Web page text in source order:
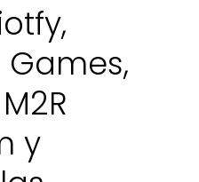
Games,
y